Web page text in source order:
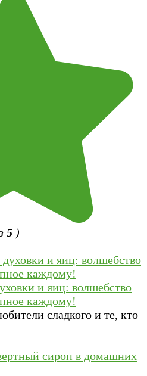
5 )
и яиц: волшебство
каждому!
сладкого и те, кто